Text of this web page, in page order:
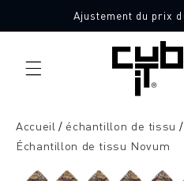
directement
au contenu
Ajustement du prix
Accueil
échantillon de tissu
Échantillon de tissu Novum
l'information
10